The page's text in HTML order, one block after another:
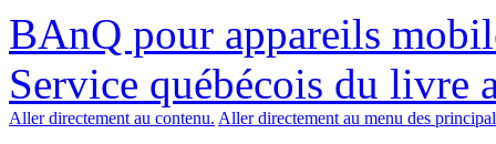
BAnQ pour appareils
Service québécois du livre
Aller directement au contenu. Aller directement au menu des